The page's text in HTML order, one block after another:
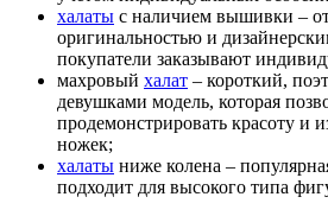
халаты с наличием вышивки –
оригинальностью и
покупатели заказывают
махровый халат – короткий,
девушками модель, которая
продемонстрировать красоту и
ножек;
халаты ниже колена –
подходит для высокого типа